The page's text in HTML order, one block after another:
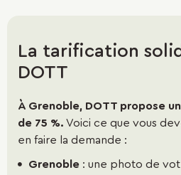
Le développement d’un
Le développement d’une
combinée ou intégrée
La tarification
DOTT
À Grenoble, DOTT propose
de 75 %. Voici ce que vous
en faire la demande :
Grenoble : une photo de